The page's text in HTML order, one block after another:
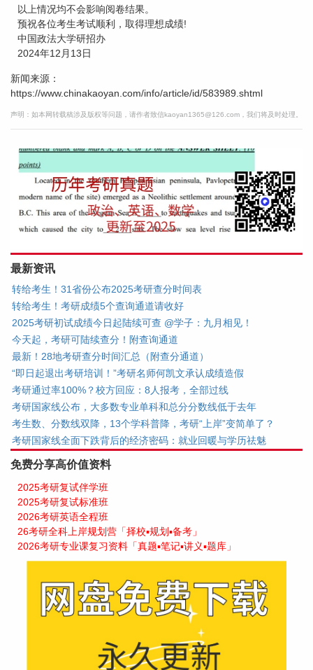
以上情况均不会影响阅卷结果。
预祝各位考生考试顺利，取得理想成绩!
中国政法大学研招办
2024年12月13日
新闻来源：
https://www.chinakaoyan.com/info/article/id/583989.shtml
声明：如本网转载稿涉及版权等问题，请作者致信kaoyan1365@126.com，我们将及时处理。
最新资讯
转给考生！31省份公布2025考研查分时间表
转给考生！考研成绩5个查询通道请收好
2025考研初试成绩今日起陆续可查 @学子：九月相见！
今天起，考研可陆续查分！附查询通道
最新！28地考研查分时间汇总（附查分通道）
“即日起退出考研培训！”考研名师何凯文承认成绩造假
考研通过率100%？校方回应：8人报考，全部过线
考研国家线公布，大多数专业单科和总分分数线低于去年
考生数、分数线双降，13个学科普降，考研“上岸”变简单了？
考研国家线全面下跌背后的经济密码：就业回暖与学历祛魅
免费分享高价值资料
2025考研复试伴学班
2025考研复试标准班
2026考研英语全程班
26考研全科上岸规划营「择校▪规划▪备考」
2026考研专业课复习资料「真题▪笔记▪讲义▪题库」